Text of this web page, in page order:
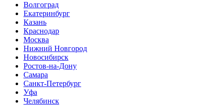
Волгоград
Екатеринбург
Казань
Краснодар
Москва
Нижний Новгород
Новосибирск
Ростов-на-Дону
Самара
Санкт-Петербург
Уфа
Челябинск